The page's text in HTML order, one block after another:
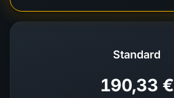
Standard
190,33 €